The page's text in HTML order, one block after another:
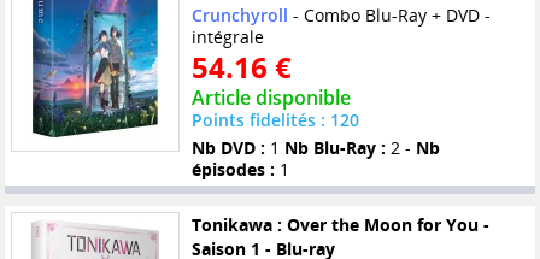
Crunchyroll - Combo Blu-Ray + DVD -
intégrale
54.16 €
Article disponible
Points fidelités : 120
Nb DVD : 1 Nb Blu-Ray : 2 - Nb
épisodes : 1
Tonikawa : Over the Moon for You -
Saison 1 - Blu-ray